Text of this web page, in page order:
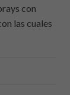
con
las cuales